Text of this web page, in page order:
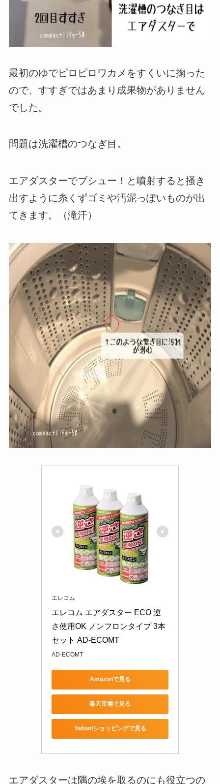
最初のゆでピロピロワカメをすくいに掬った
ので、すすぎではあまり成果物がありません
でした。
問題は洗濯槽のつなぎ目。
エアダスターでブシュー！と噴射すると掻き
出すように糸くずゴミや汚泥っぽいものが出
てきます。（滝汗）
エレコム
エレコム エアダスター ECO 逆
さ使用OK ノンフロンタイプ 3本
セット AD-ECOMT
AD-ECOMT
Amazonで見る
楽天市場で見る
Yahoo!ショッピングで見る
エアダスターは隅の埃を取るのにも役立つの